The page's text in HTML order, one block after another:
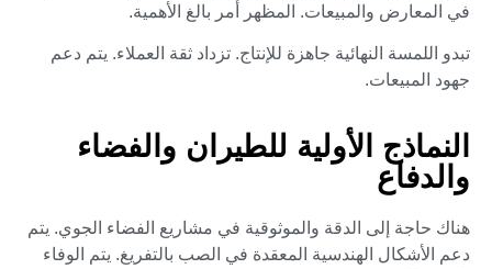
في المعارض والمبيعات. المظهر أمر بالغ الأهمية.
تبدو اللمسة النهائية جاهزة للإنتاج. تزداد ثقة العملاء. يتم دعم
جهود المبيعات.
النماذج الأولية للطيران والفضاء
والدفاع
هناك حاجة إلى الدقة والموثوقية في مشاريع الفضاء الجوي. يتم
دعم الأشكال الهندسية المعقدة في الصب بالتفريغ. يتم الوفاء